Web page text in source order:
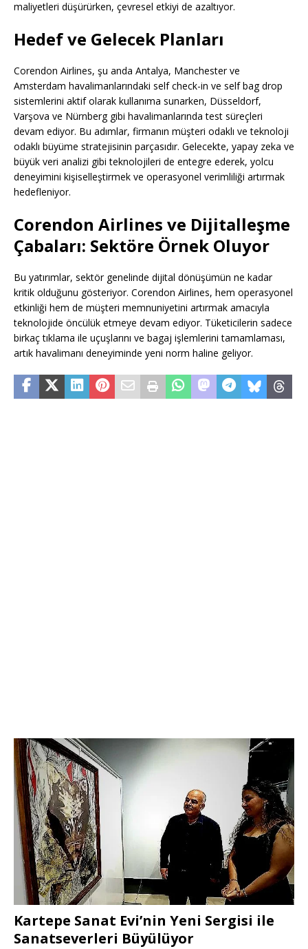
maliyetleri düşürürken, çevresel etkiyi de azaltıyor.
Hedef ve Gelecek Planları
Corendon Airlines, şu anda Antalya, Manchester ve
Amsterdam havalimanlarındaki self check-in ve self bag drop
sistemlerini aktif olarak kullanıma sunarken, Düsseldorf,
Varşova ve Nürnberg gibi havalimanlarında test süreçleri
devam ediyor. Bu adımlar, firmanın müşteri odaklı ve teknoloji
odaklı büyüme stratejisinin parçasıdır. Gelecekte, yapay zeka ve
büyük veri analizi gibi teknolojileri de entegre ederek, yolcu
deneyimini kişiselleştirmek ve operasyonel verimliliği artırmak
hedefleniyor.
Corendon Airlines ve Dijitalleşme
Çabaları: Sektöre Örnek Oluyor
Bu yatırımlar, sektör genelinde dijital dönüşümün ne kadar
kritik olduğunu gösteriyor. Corendon Airlines, hem operasyonel
etkinliği hem de müşteri memnuniyetini artırmak amacıyla
teknolojide öncülük etmeye devam ediyor. Tüketicilerin sadece
birkaç tıklama ile uçuşlarını ve bagaj işlemlerini tamamlaması,
artık havalimanı deneyiminde yeni norm haline geliyor.
Kartepe Sanat Evi’nin Yeni Sergisi ile
Sanatseverleri Büyülüyor